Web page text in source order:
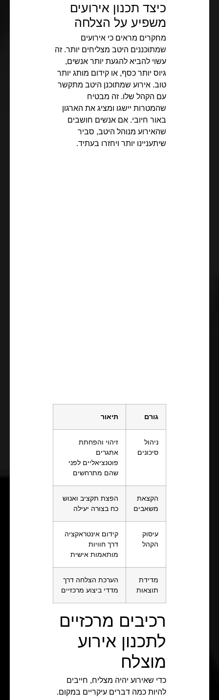
כיצד תכנון אירועים
משפיע על הצלחה
מחקרים מראים כי אירועים
שמתוכננים היטב מצליחים יותר. זה
עשוי להביא להגעת יותר אנשים,
גיוס יותר כסף, או קידום מותג יותר
טוב. אירוע שמתוכנן היטב מתקשר
עם הקהל שלו. זה מבטיח
שהמטרות יישגו ומציג את הארגון
באור חיובי. אם אנשים חושבים
שהאירוע מנוהל היטב, סביר
שיתעניינו יותר ויחזרו בעתיד.
גורם תיאור
ניהול
סיכונים
זיהוי והפחתת
אתגרים
פוטנציאליים לפני
שהם מתרחשים
הקצאת
משאבים
הפצת תקציב ואנוש
כח בצורה יעילה
עיסוק
הקהל
קידום אינטראקציה
דרך חוויות
מותאמות אישית
מדידת
תוצאות
הערכת הצלחה דרך
מדדי ביצוע מרכזיים
רכיבים מרכזיים
לתכנון אירוע
מוצלח
כדי שאירוע יהיה מצליח, חייבים
להיות כמה דברים עיקריים במקום.